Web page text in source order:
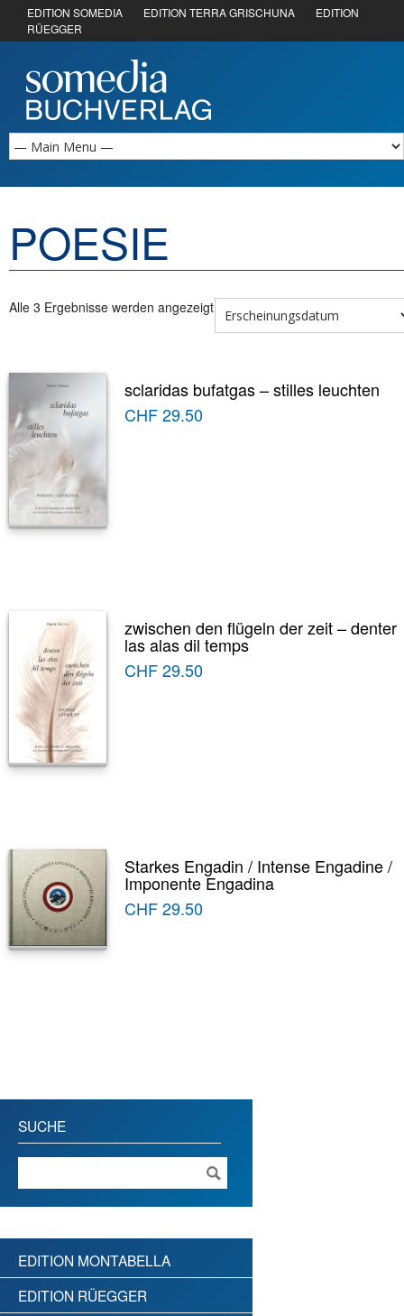
EDITION SOMEDIA EDITION TERRA GRISCHUNA
EDITION
RÜEGGER
POESIE
Alle 3 Ergebnisse werden angezeigt
sclaridas bufatgas – stilles leuchten
CHF29.50
zwischen den flügeln der zeit – denter
las alas dil temps
CHF29.50
Starkes Engadin / Intense Engadine /
Imponente Engadina
CHF29.50
SUCHE
EDITION MONTABELLA
EDITION RÜEGGER